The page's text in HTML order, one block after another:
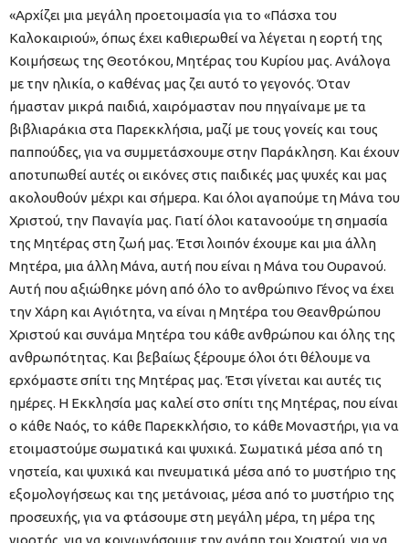
«Αρχίζει μια μεγάλη προετοιμασία για το «Πάσχα του
Καλοκαιριού», όπως έχει καθιερωθεί να λέγεται η εορτή της
Κοιμήσεως της Θεοτόκου, Μητέρας του Κυρίου μας. Ανάλογα
με την ηλικία, ο καθένας μας ζει αυτό το γεγονός. Όταν
ήμασταν μικρά παιδιά, χαιρόμασταν που πηγαίναμε με τα
βιβλιαράκια στα Παρεκκλήσια, μαζί με τους γονείς και τους
παππούδες, για να συμμετάσχουμε στην Παράκληση. Και έχουν
αποτυπωθεί αυτές οι εικόνες στις παιδικές μας ψυχές και μας
ακολουθούν μέχρι και σήμερα. Και όλοι αγαπούμε τη Μάνα του
Χριστού, την Παναγία μας. Γιατί όλοι κατανοούμε τη σημασία
της Μητέρας στη ζωή μας. Έτσι λοιπόν έχουμε και μια άλλη
Μητέρα, μια άλλη Μάνα, αυτή που είναι η Μάνα του Ουρανού.
Αυτή που αξιώθηκε μόνη από όλο το ανθρώπινο Γένος να έχει
την Χάρη και Αγιότητα, να είναι η Μητέρα του Θεανθρώπου
Χριστού και συνάμα Μητέρα του κάθε ανθρώπου και όλης της
ανθρωπότητας. Και βεβαίως ξέρουμε όλοι ότι θέλουμε να
ερχόμαστε σπίτι της Μητέρας μας. Έτσι γίνεται και αυτές τις
ημέρες. Η Εκκλησία μας καλεί στο σπίτι της Μητέρας, που είναι
ο κάθε Ναός, το κάθε Παρεκκλήσιο, το κάθε Μοναστήρι, για να
ετοιμαστούμε σωματικά και ψυχικά. Σωματικά μέσα από τη
νηστεία, και ψυχικά και πνευματικά μέσα από το μυστήριο της
εξομολογήσεως και της μετάνοιας, μέσα από το μυστήριο της
προσευχής, για να φτάσουμε στη μεγάλη μέρα, τη μέρα της
γιορτής, για να κοινωνήσουμε την αγάπη του Χριστού, για να